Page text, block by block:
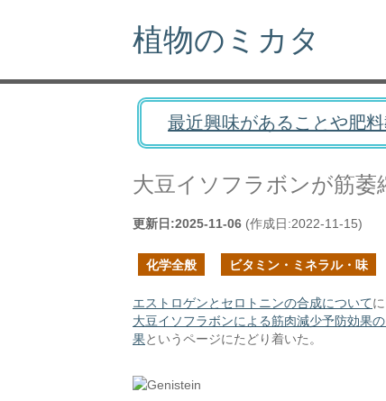
植物のミカタ
最近興味があることや肥
大豆イソフラボンが筋萎
更新日:2025-11-06 (作成日:2022-11-15)
化学全般 ビタミン・ミネラル・味
エストロゲンとセロトニンの合成について
大豆イソフラボンによる筋肉減少予防効果
果というページにたどり着いた。